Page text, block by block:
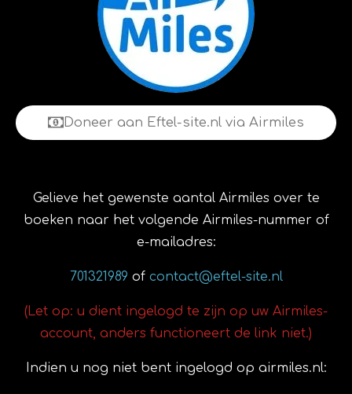
Doneer aan Eftel-site.nl via Airmiles
Gelieve het gewenste aantal Airmiles over te
boeken naar het volgende Airmiles-nummer of
e-mailadres:
701321989 ofcontact@eftel-site.nl
(Let op: u dient ingelogd te zijn op uw Airmiles-
account, anders functioneert de link niet.)
Indien u nog niet bent ingelogd op airmiles.nl: